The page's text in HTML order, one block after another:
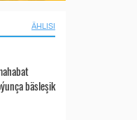
ÄHLISI
bäsleşik